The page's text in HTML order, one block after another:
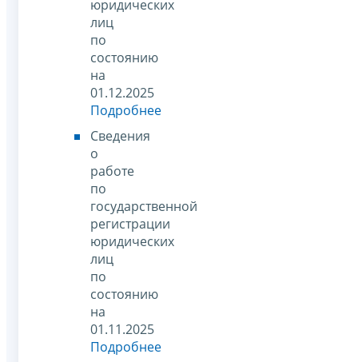
юридических
лиц
по
состоянию
на
01.12.2025
Подробнее
Сведения
о
работе
по
государственной
регистрации
юридических
лиц
по
состоянию
на
01.11.2025
Подробнее